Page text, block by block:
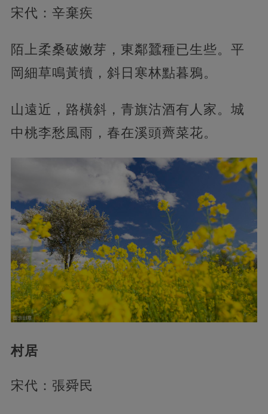
宋代：辛棄疾
陌上柔桑破嫩芽，東鄰蠶種已生些。平
岡細草鳴黃犢，斜日寒林點暮鴉。
山遠近，路橫斜，青旗沽酒有人家。城
中桃李愁風雨，春在溪頭薺菜花。
村居
宋代：張舜民